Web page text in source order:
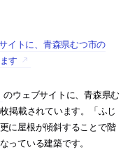
イトに、青森県むつ市の
す
のウェブサイトに、青森県む
掲載されています。「ふじ
に屋根が傾斜することで階
っている建築です。